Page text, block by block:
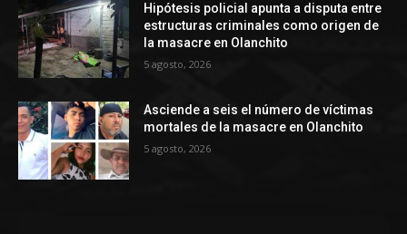
Hipótesis policial apunta a disputa entre
estructuras criminales como origen de
la masacre en Olanchito
5 agosto, 2026
Asciende a seis el número de víctimas
mortales de la masacre en Olanchito
5 agosto, 2026